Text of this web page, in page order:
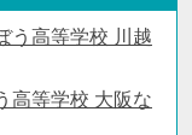
う高等学校 川越
高等学校 大阪な